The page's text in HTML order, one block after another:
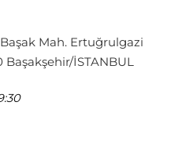
Başak Mah. Ertuğrulgazi
Başakşehir/İSTANBUL